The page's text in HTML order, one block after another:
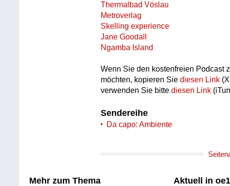
Thermalbad Vöslau
Metroverlag
Skelling experience
Jane Goodall
Ngamba Island
Wenn Sie den kostenfreien Podcast
möchten, kopieren Siediesen Link
verwenden Sie bittediesen Link
Sendereihe
Da capo: Ambiente
Mehr zum Thema Aktuell in